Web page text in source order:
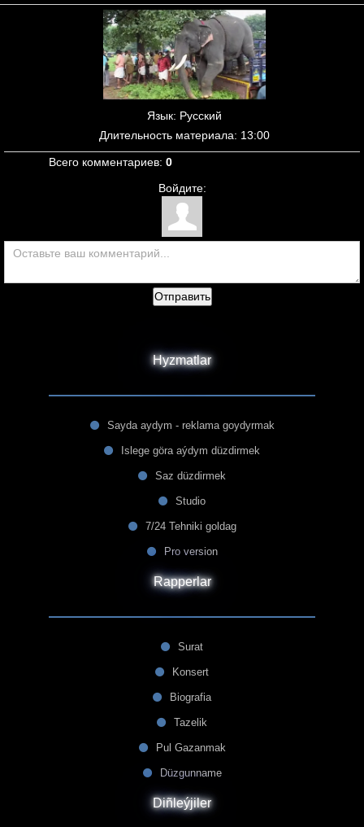
Язык: Русский
Длительность материала: 13:00
Всего комментариев: 0
Войдите:
Отправить
Hyzmatlar
Sayda aydym - reklama goydyrmak
Islege göra aýdym düzdirmek
Saz düzdirmek
Studio
7/24 Tehniki goldag
Pro version
Rapperlar
Surat
Konsert
Biografia
Tazelik
Pul Gazanmak
Düzgunname
Diñleýjiler